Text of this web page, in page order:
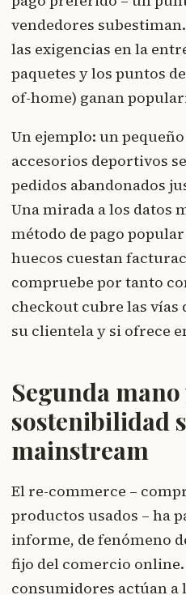
vendedores
las exigencias en la
paquetes y los puntos
of-home) ganan
Un ejemplo: un
accesorios deportivos
pedidos abandonados
Una mirada a los datos
método de pago
huecos cuestan
compruebe por tanto
checkout cubre las vías
su clientela y si ofrece
Segunda mano
sostenibilidad
mainstream
El re-commerce –
productos usados – ha
informe, de fenómeno
fijo del comercio online.
consumidores actúan a